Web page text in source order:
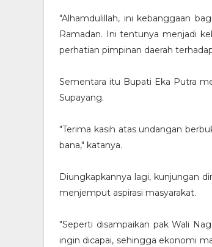
"Alhamdulillah, ini kebanggaan
Ramadan. Ini tentunya menjadi
perhatian pimpinan daerah
Sementara itu Bupati Eka Putra
Supayang.
"Terima kasih atas undangan
bana," katanya.
Diungkapkannya lagi, kunjungan
menjemput aspirasi masyarakat.
"Seperti disampaikan pak Wali
ingin dicapai, sehingga ekonomi